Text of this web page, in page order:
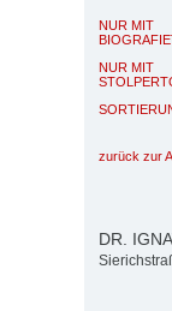
NUR MIT
NUR MIT
zurück zur
DR.